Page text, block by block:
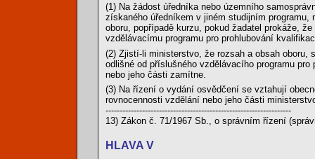
(1) Na žádost úředníka nebo územního
získaného úředníkem v jiném studijním
oboru, popřípadě kurzu, pokud žadatel prokáže,
vzdělávacímu programu pro prohlubování
(2) Zjistí-li ministerstvo, že rozsah a obsah oboru,
odlišné od příslušného vzdělávacího programu
nebo jeho části zamítne.
(3) Na řízení o vydání osvědčení se vztahují
rovnocennosti vzdělání nebo jeho části
------------------------------------------------------------------
13) Zákon č. 71/1967 Sb., o správním řízení
HLAVA V